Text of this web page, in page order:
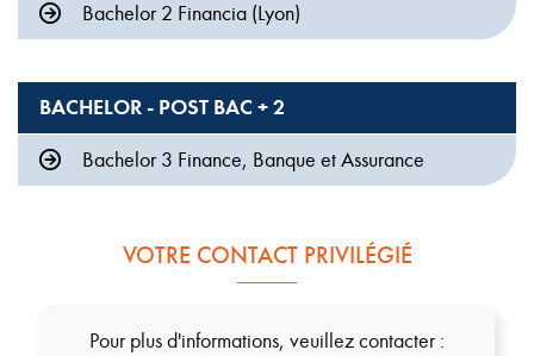
Bachelor 2 Financia (Lyon)
BACHELOR - POST BAC + 2
Bachelor 3 Finance, Banque et Assurance
VOTRE CONTACT PRIVILÉGIÉ
Pour plus d'informations, veuillez contacter :